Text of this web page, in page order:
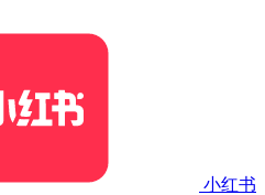
小红书